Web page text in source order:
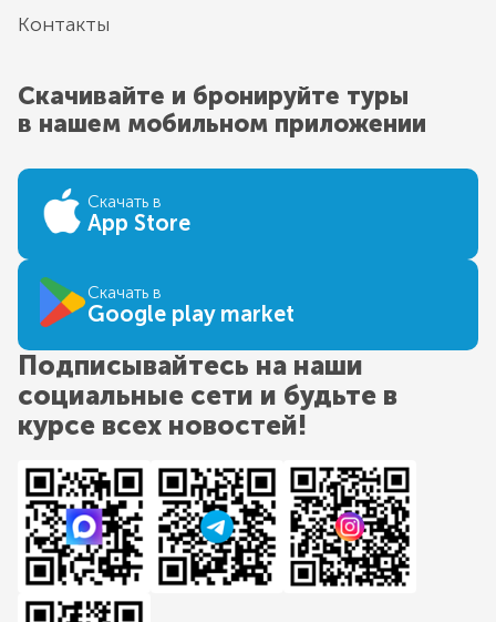
Контакты
Скачивайте и бронируйте туры
в нашем мобильном приложении
Скачать в
App Store
Скачать в
Google play market
Подписывайтесь на наши
социальные сети и будьте в
курсе всех новостей!